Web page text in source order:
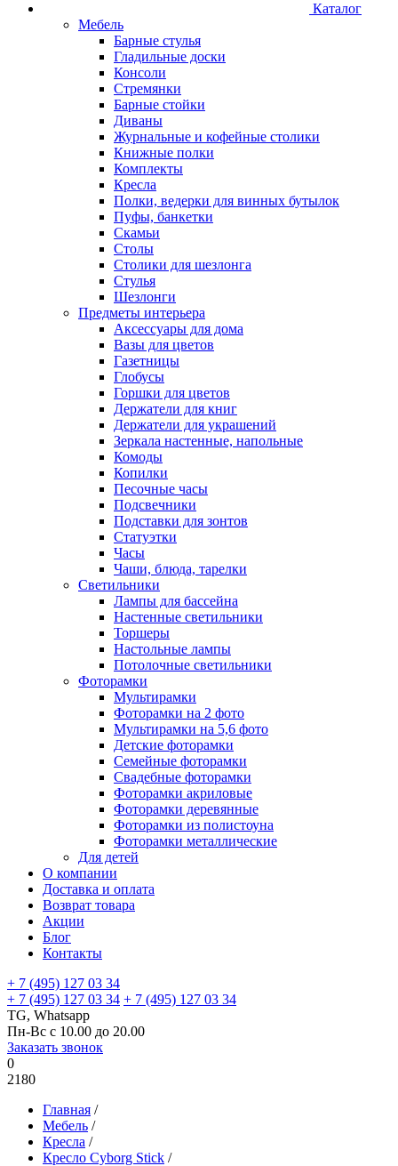
Каталог
Мебель
Барные стулья
Гладильные доски
Консоли
Стремянки
Барные стойки
Диваны
Журнальные и кофейные столики
Книжные полки
Комплекты
Кресла
Полки, ведерки для винных бутылок
Пуфы, банкетки
Скамьи
Столы
Столики для шезлонга
Стулья
Шезлонги
Предметы интерьера
Аксессуары для дома
Вазы для цветов
Газетницы
Глобусы
Горшки для цветов
Держатели для книг
Держатели для украшений
Зеркала настенные, напольные
Комоды
Копилки
Песочные часы
Подсвечники
Подставки для зонтов
Статуэтки
Часы
Чаши, блюда, тарелки
Светильники
Лампы для бассейна
Настенные светильники
Торшеры
Настольные лампы
Потолочные светильники
Фоторамки
Мультирамки
Фоторамки на 2 фото
Мультирамки на 5,6 фото
Детские фоторамки
Семейные фоторамки
Свадебные фоторамки
Фоторамки акриловые
Фоторамки деревянные
Фоторамки из полистоуна
Фоторамки металлические
Для детей
О компании
Доставка и оплата
Возврат товара
Акции
Блог
Контакты
+ 7 (495) 127 03 34
+ 7 (495) 127 03 34 + 7 (495) 127 03 34
TG, Whatsapp
Пн-Вс с 10.00 до 20.00
Заказать звонок
0
2180
Главная /
Мебель /
Кресла /
Кресло Cyborg Stick /